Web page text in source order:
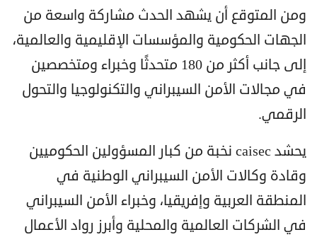
ومن المتوقع أن يشهد الحدث مشاركة واسعة من
الجهات الحكومية والمؤسسات الإقليمية والعالمية،
إلى جانب أكثر من 180 متحدثًا وخبراء ومتخصصين
في مجالات الأمن السيبراني والتكنولوجيا والتحول
الرقمي.
يحشد caisec نخبة من كبار المسؤولين الحكوميين
وقادة وكالات الأمن السيبراني الوطنية في
المنطقة العربية وإفريقيا، وخبراء الأمن السيبراني
في الشركات العالمية والمحلية وأبرز رواد الأعمال